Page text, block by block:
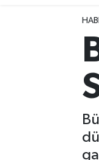
Trafik
Süper Lig
Tüm
Son Dakika